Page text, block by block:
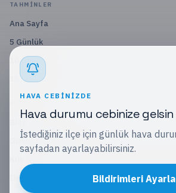
TAHMINLER
Ana Sayfa
5 Günlük
10 Günlük
15 Günlük
Gizlilik Politikası
İletişim
HAVA CEBINIZDE
Hava durumu cebinize gelsin
İstediğiniz ilçe için günlük hava
sayfadan ayarlayabilirsiniz.
Bildirimleri Ayarla